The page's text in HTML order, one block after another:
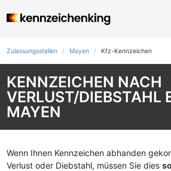
Zulassungsstellen Mayen Kfz-Kennzeichen
KENNZEICHEN NACH
VERLUST/DIEBSTAHL
MAYEN
Wenn Ihnen Kennzeichen abhanden
Verlust oder Diebstahl, müssen Sie dies